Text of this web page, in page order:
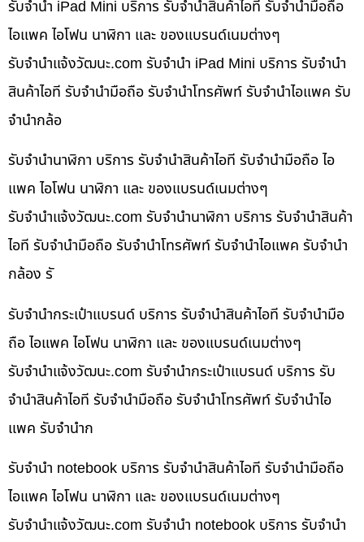
รับจำนำ iPad Mini บริการ รับจำนำสินค้าไอที รับจำนำมือถือ
ไอแพค ไอโฟน นาฬิกา และ ของแบรนด์เนมต่างๆ
รับจํานําแจ้งวัฒนะ.com รับจำนำ iPad Mini บริการ รับจำนำ
สินค้าไอที รับจำนำมือถือ รับจำนำโทรศัพท์ รับจำนำไอแพค รับ
จำนำกล้อ
รับจำนำนาฬิกา บริการ รับจำนำสินค้าไอที รับจำนำมือถือ ไอ
แพค ไอโฟน นาฬิกา และ ของแบรนด์เนมต่างๆ
รับจํานําแจ้งวัฒนะ.com รับจำนำนาฬิกา บริการ รับจำนำสินค้า
ไอที รับจำนำมือถือ รับจำนำโทรศัพท์ รับจำนำไอแพค รับจำนำ
กล้อง รั
รับจำนำกระเป๋าแบรนด์ บริการ รับจำนำสินค้าไอที รับจำนำมือ
ถือ ไอแพค ไอโฟน นาฬิกา และ ของแบรนด์เนมต่างๆ
รับจํานําแจ้งวัฒนะ.com รับจำนำกระเป๋าแบรนด์ บริการ รับ
จำนำสินค้าไอที รับจำนำมือถือ รับจำนำโทรศัพท์ รับจำนำไอ
แพค รับจำนำก
รับจำนำ notebook บริการ รับจำนำสินค้าไอที รับจำนำมือถือ
ไอแพค ไอโฟน นาฬิกา และ ของแบรนด์เนมต่างๆ
รับจํานําแจ้งวัฒนะ.com รับจำนำ notebook บริการ รับจำนำ